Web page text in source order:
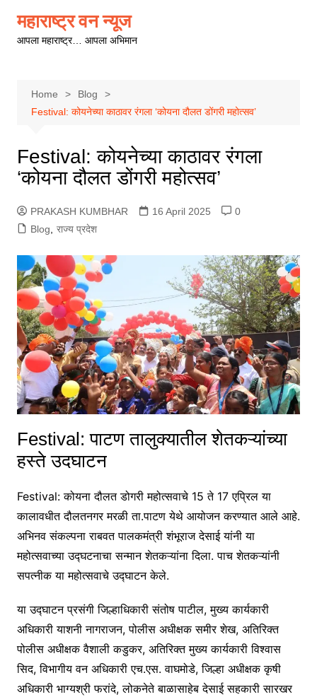
content
महाराष्ट्र वन न्यूज
आपला महाराष्ट्र… आपला अभिमान
Home
Blog
Festival: कोयनेच्या काठावर रंगला ‘कोयना दौलत डोंगरी महोत्सव’
Festival: कोयनेच्या काठावर रंगला
‘कोयना दौलत डोंगरी महोत्सव’
PRAKASH KUMBHAR 16 April 2025
0
Blog
राज्य प्रदेश
Festival: पाटण तालुक्यातील शेतकऱ्यांच्या
हस्ते उदघाटन
Festival: कोयना दौलत डोगरी महोत्सवाचे 15 ते 17 एप्रिल या
कालावधीत दौलतनगर मरळी ता.पाटण येथे आयोजन करण्यात आले आहे.
अभिनव संकल्पना राबवत पालकमंत्री शंभूराज देसाई यांनी या
महोत्सवाच्या उद्घटनाचा सन्मान शेतकऱ्यांना दिला. पाच शेतकऱ्यांनी
सपत्नीक या महोत्सवाचे उद्घाटन केले.
या उद्घाटन प्रसंगी जिल्हाधिकारी संतोष पाटील, मुख्य कार्यकारी
अधिकारी याशनी नागराजन, पोलीस अधीक्षक समीर शेख, अतिरिक्त
पोलीस अधीक्षक वैशाली कडुकर, अतिरिक्त मुख्य कार्यकारी विश्वास
सिद, विभागीय वन अधिकारी एच.एस. वाघमोडे, जिल्हा अधीक्षक कृषी
अधिकारी भाग्यश्री फरांदे, लोकनेते बाळासाहेब देसाई सहकारी सारखर